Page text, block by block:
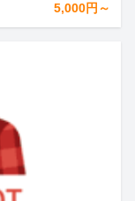
5,000円～